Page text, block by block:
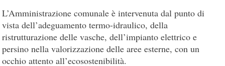
L’Amministrazione comunale è intervenuta dal punto di
vista dell’adeguamento termo-idraulico, della
ristrutturazione delle vasche, dell’impianto elettrico e
persino nella valorizzazione delle aree esterne, con un
occhio attento all’ecosostenibilità.